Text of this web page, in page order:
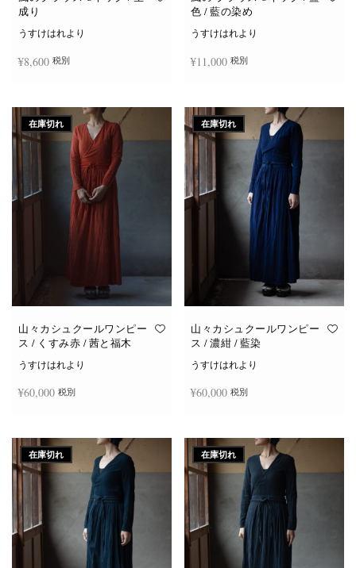
成り
うすけはれより
¥8,600 税別
色 / 藍の染め
うすけはれより
¥11,000 税別
在庫切れ
山々カシュクールワンピー
ス / くすみ赤 / 茜と福木
うすけはれより
¥60,000 税別
在庫切れ
山々カシュクールワンピー
ス / 濃紺 / 藍染
うすけはれより
¥60,000 税別
在庫切れ 在庫切れ